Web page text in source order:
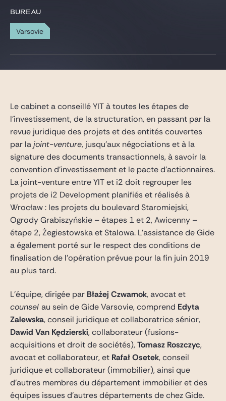
Blog Real Estate
Contact
BUREAU
Varsovie
Le cabinet a conseillé YIT à toutes les étapes de
l’investissement, de la structuration, en passant par la
revue juridique des projets et des entités couvertes
par lajoint-venture, jusqu’aux négociations et à la
signature des documents transactionnels, à savoir la
convention d’investissement et le pacte d’actionnaires.
La joint-venture entre YIT et i2 doit regrouper les
projets de i2 Development planifiés et réalisés à
Wrocław : les projets du boulevard Staromiejski,
Ogrody Grabiszyńskie – étapes 1 et 2, Awicenny –
étape 2, Żegiestowska et Stalowa. L’assistance de Gide
a également porté sur le respect des conditions de
finalisation de l’opération prévue pour la fin juin 2019
au plus tard.
L’équipe, dirigée par Błażej Czwarnok, avocat et
counsel au sein de Gide Varsovie, comprend Edyta
Zalewska, conseil juridique et collaboratrice sénior,
Dawid Van Kędzierski, collaborateur (fusions-
acquisitions et droit de sociétés),Tomasz Roszczyc,
avocat et collaborateur, et Rafał Osetek, conseil
juridique et collaborateur (immobilier), ainsi que
d’autres membres du département immobilier et des
équipes issues d’autres départements de chez Gide.